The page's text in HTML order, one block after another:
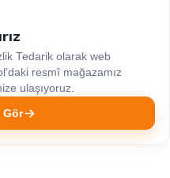
Tedarik olarak web
resmî mağazamız
ulaşıyoruz.
Gör